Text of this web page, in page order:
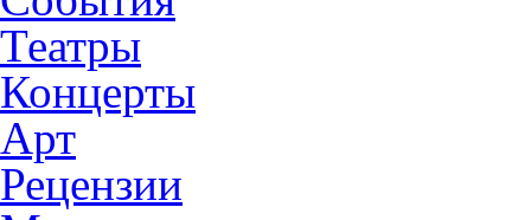
Театры
Концерты
Арт
Рецензии